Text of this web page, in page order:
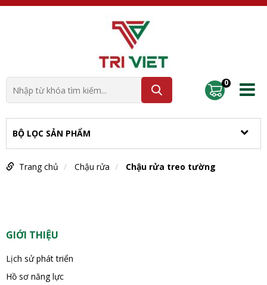
0
BỘ LỌC SẢN PHẨM
Trang chủ Chậu rửa Chậu rửa treo tường
GIỚI THIỆU
Lịch sử phát triển
Hồ sơ năng lực